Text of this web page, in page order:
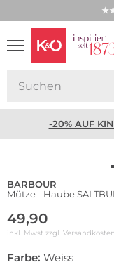
-20% AUF
BARBOUR
Mütze - Haube
49,90
inkl. Mwst zzgl. Versandkosten
Farbe: Weiss